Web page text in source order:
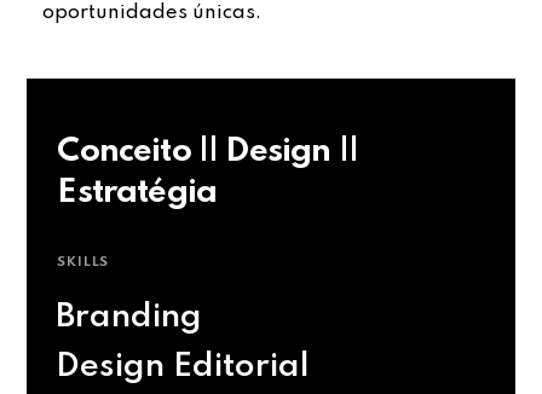
oportunidades únicas.
Conceito || Design ||
Estratégia
SKILLS
Branding
Design Editorial